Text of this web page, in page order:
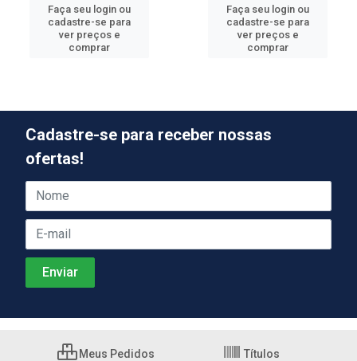
Faça seu login ou
cadastre-se para
ver preços e
comprar
Faça seu login ou
cadastre-se para
ver preços e
comprar
Cadastre-se para receber nossas
ofertas!
Meus Pedidos Títulos